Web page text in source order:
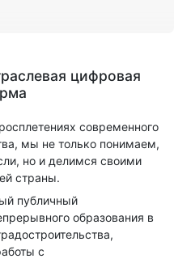
цифровая
современного
мы не только понимаем,
но и делимся своими
страны.
публичный
образования в
с